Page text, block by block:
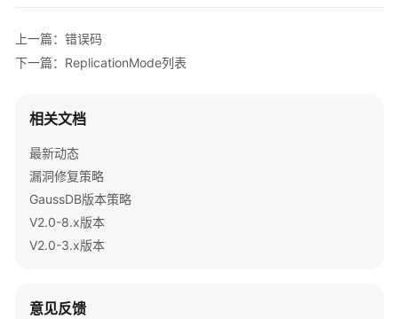
前
读
API
概
览
调
用
API
上一篇：错误码
下一篇：ReplicationMode列表
相关文档
最新动态
漏洞修复策略
GaussDB版本策略
V2.0-8.x版本
V2.0-3.x版本
意见反馈